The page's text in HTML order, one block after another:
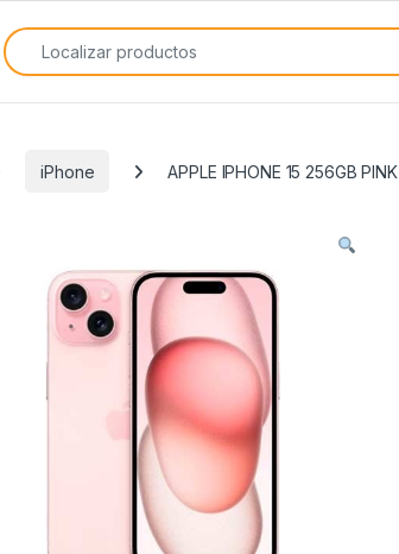
Search for:
iPhone APPLE IPHONE 15 256GB PINK